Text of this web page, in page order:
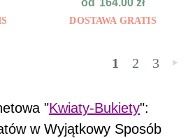
od 164.00zł
DOSTAWA GRATIS
1 2 3 »
"Kwiaty-Bukiety":
w Wyjątkowy Sposób